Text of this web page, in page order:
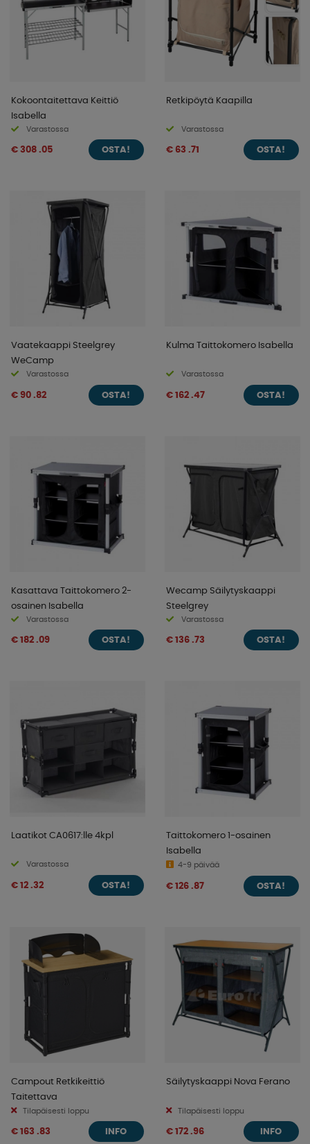
Kokoontaitettava Keittiö
Isabella
Varastossa
€ 308 .05 OSTA!
Retkipöytä Kaapilla
Varastossa
€ 63 .71 OSTA!
Vaatekaappi Steelgrey
WeCamp
Varastossa
€ 90 .82 OSTA!
Kulma Taittokomero Isabella
Varastossa
€ 162 .47 OSTA!
Kasattava Taittokomero 2-
osainen Isabella
Varastossa
€ 182 .09 OSTA!
Wecamp Säilytyskaappi
Steelgrey
Varastossa
€ 136 .73 OSTA!
Laatikot CA0617:lle 4kpl
Varastossa
€ 12 .32 OSTA!
Taittokomero 1-osainen
Isabella
4-9 päivää
€ 126 .87 OSTA!
Campout Retkikeittiö
Taitettava
Tilapäisesti loppu
€ 163 .83 INFO
Säilytyskaappi Nova Ferano
Tilapäisesti loppu
€ 172 .96 INFO